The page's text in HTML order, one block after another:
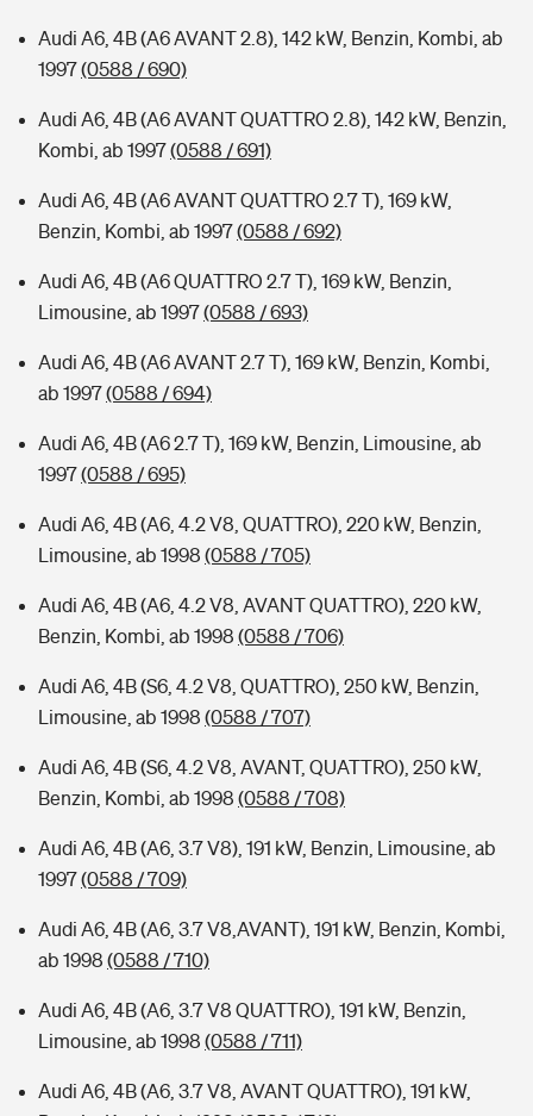
Audi A6, 4B (A6 AVANT 2.8), 142 kW, Benzin, Kombi, ab
1997(0588 / 690)
Audi A6, 4B (A6 AVANT QUATTRO 2.8), 142 kW, Benzin,
Kombi, ab 1997(0588 / 691)
Audi A6, 4B (A6 AVANT QUATTRO 2.7 T), 169 kW,
Benzin, Kombi, ab 1997(0588 / 692)
Audi A6, 4B (A6 QUATTRO 2.7 T), 169 kW, Benzin,
Limousine, ab 1997(0588 / 693)
Audi A6, 4B (A6 AVANT 2.7 T), 169 kW, Benzin, Kombi,
ab 1997(0588 / 694)
Audi A6, 4B (A6 2.7 T), 169 kW, Benzin, Limousine, ab
1997(0588 / 695)
Audi A6, 4B (A6, 4.2 V8, QUATTRO), 220 kW, Benzin,
Limousine, ab 1998 (0588 / 705)
Audi A6, 4B (A6, 4.2 V8, AVANT QUATTRO), 220 kW,
Benzin, Kombi, ab 1998 (0588 / 706)
Audi A6, 4B (S6, 4.2 V8, QUATTRO), 250 kW, Benzin,
Limousine, ab 1998 (0588 / 707)
Audi A6, 4B (S6, 4.2 V8, AVANT, QUATTRO), 250 kW,
Benzin, Kombi, ab 1998 (0588 / 708)
Audi A6, 4B (A6, 3.7 V8), 191 kW, Benzin, Limousine, ab
1997(0588 / 709)
Audi A6, 4B (A6, 3.7 V8,AVANT), 191 kW, Benzin, Kombi,
ab 1998 (0588 / 710)
Audi A6, 4B (A6, 3.7 V8 QUATTRO), 191 kW, Benzin,
Limousine, ab 1998 (0588 / 711)
Audi A6, 4B (A6, 3.7 V8, AVANT QUATTRO), 191 kW,